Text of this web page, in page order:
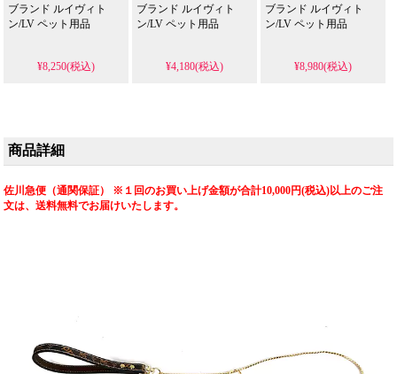
ブランド ルイヴィト
ン/LV ペット用品
¥8,250(税込)
ブランド ルイヴィト
ン/LV ペット用品
¥4,180(税込)
ブランド ルイヴィト
ン/LV ペット用品
¥8,980(税込)
商品詳細
佐川急便（通関保証） ※１回のお買い上げ金額が合計10,000円(税込)以上のご注
文は、送料無料でお届けいたします。